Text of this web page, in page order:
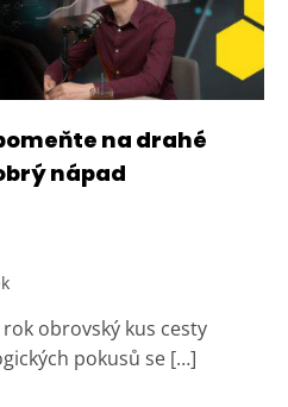
na drahé
nápad
obrovský kus cesty
pokusů se […]